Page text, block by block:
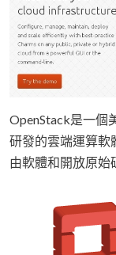
OpenStack是一個
研發的雲端運算‎軟
由軟體和開放原始